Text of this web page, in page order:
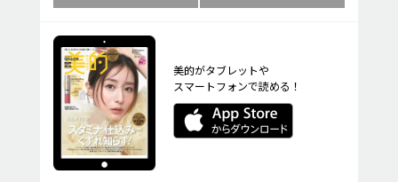
美的がタブレットや
スマートフォンで読める！